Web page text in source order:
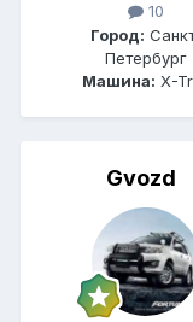
10
Город:
Петербург
Машина: X-
Gvozd